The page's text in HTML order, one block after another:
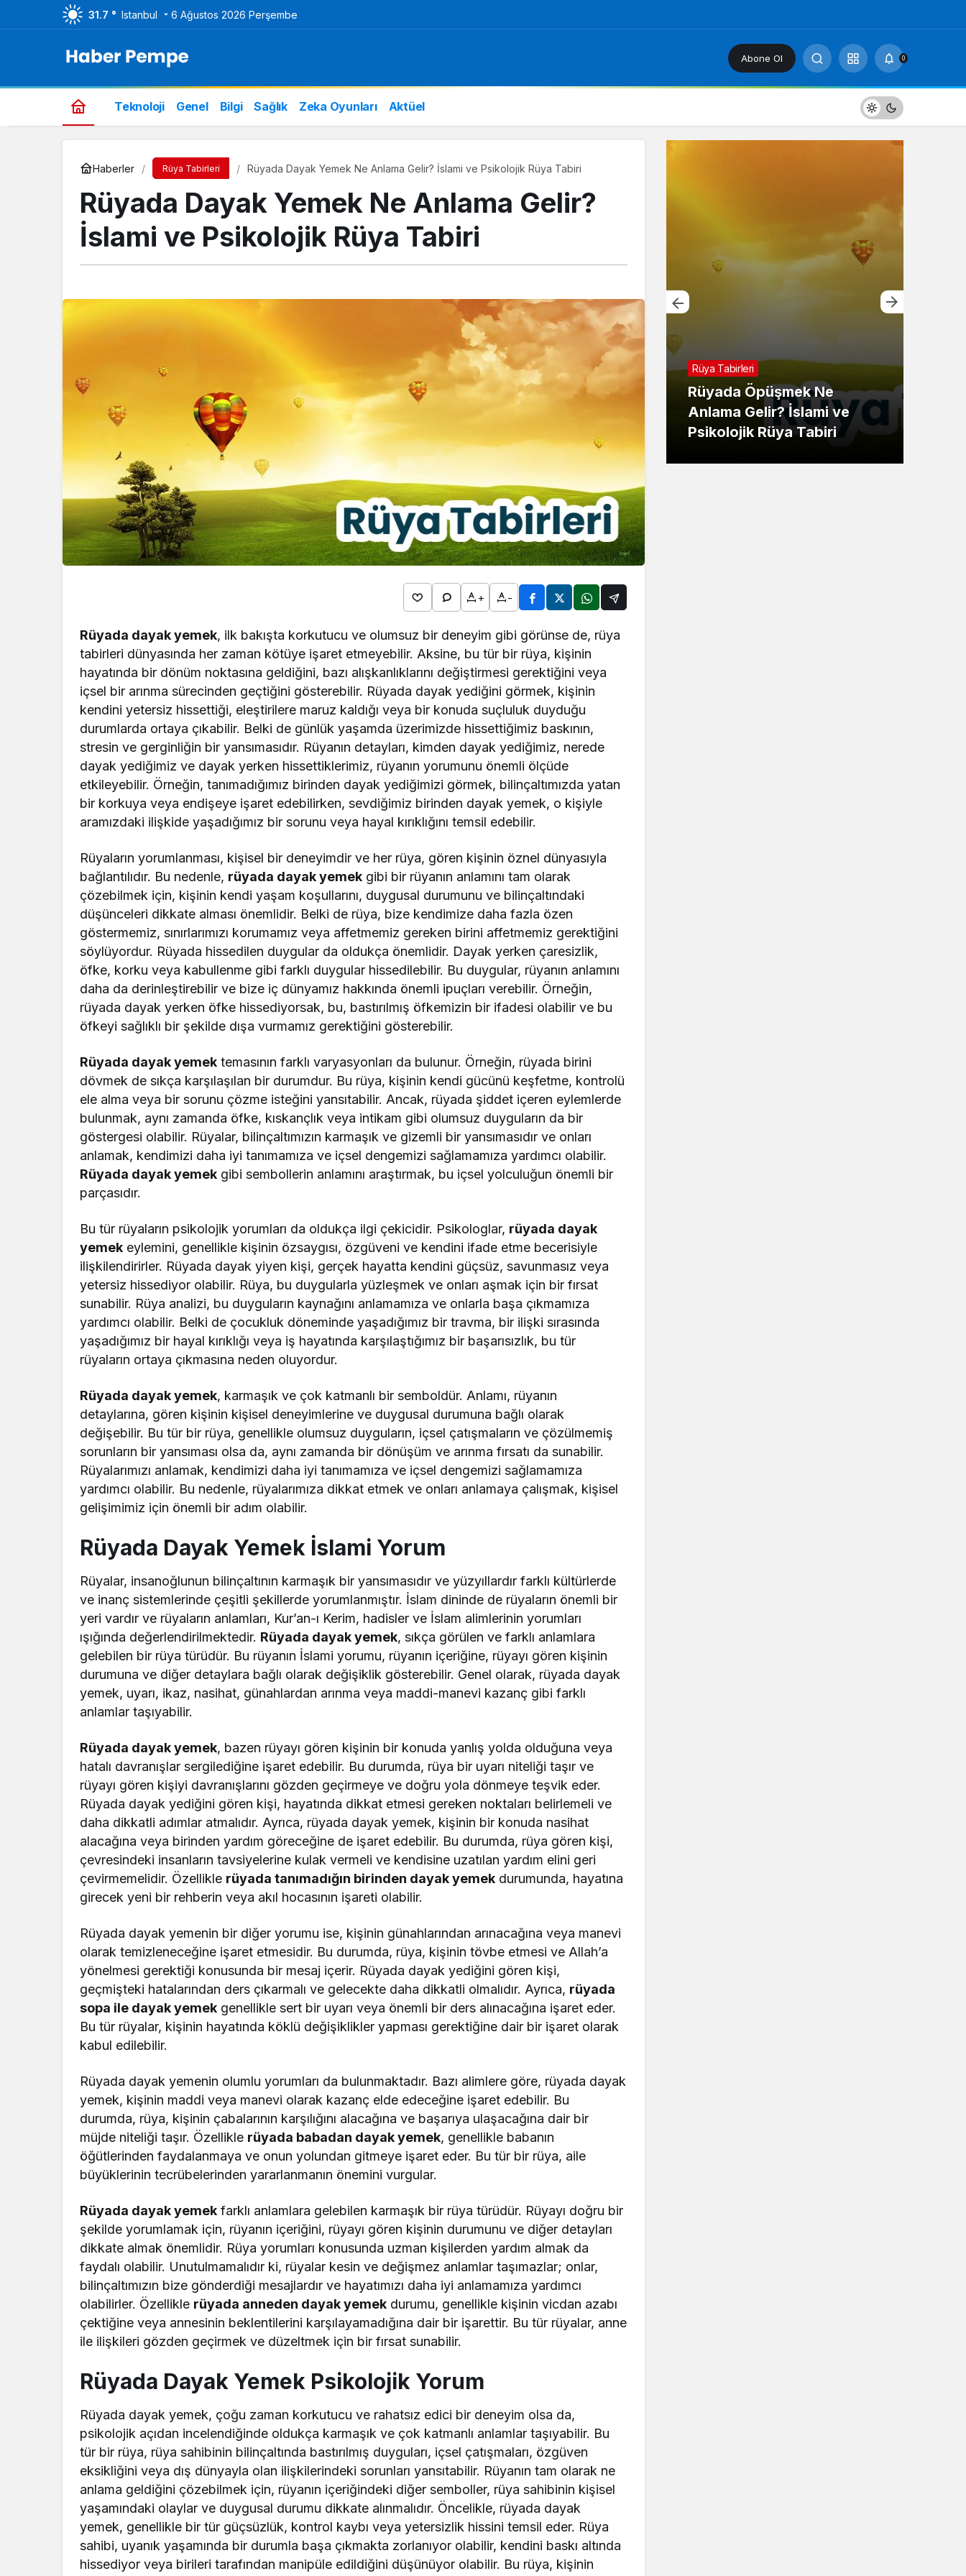
31.7 ° Istanbul 6 Ağustos 2026 Perşembe
Abone Ol 0
Teknoloji Genel Bilgi Sağlık Zeka Oyunları Aktüel
Haberler Rüya Tabirleri Rüyada Dayak Yemek Ne Anlama Gelir? İslami ve Psikolojik Rüya Tabiri
Rüyada Dayak Yemek Ne Anlama Gelir?
İslami ve Psikolojik Rüya Tabiri
+ -
Rüyada dayak yemek, ilk bakışta korkutucu ve olumsuz bir deneyim gibi görünse de, rüya
tabirleri dünyasında her zaman kötüye işaret etmeyebilir. Aksine, bu tür bir rüya, kişinin
hayatında bir dönüm noktasına geldiğini, bazı alışkanlıklarını değiştirmesi gerektiğini veya
içsel bir arınma sürecinden geçtiğini gösterebilir. Rüyada dayak yediğini görmek, kişinin
kendini yetersiz hissettiği, eleştirilere maruz kaldığı veya bir konuda suçluluk duyduğu
durumlarda ortaya çıkabilir. Belki de günlük yaşamda üzerimizde hissettiğimiz baskının,
stresin ve gerginliğin bir yansımasıdır. Rüyanın detayları, kimden dayak yediğimiz, nerede
dayak yediğimiz ve dayak yerken hissettiklerimiz, rüyanın yorumunu önemli ölçüde
etkileyebilir. Örneğin, tanımadığımız birinden dayak yediğimizi görmek, bilinçaltımızda yatan
bir korkuya veya endişeye işaret edebilirken, sevdiğimiz birinden dayak yemek, o kişiyle
aramızdaki ilişkide yaşadığımız bir sorunu veya hayal kırıklığını temsil edebilir.
Rüyaların yorumlanması, kişisel bir deneyimdir ve her rüya, gören kişinin öznel dünyasıyla
bağlantılıdır. Bu nedenle, rüyada dayak yemek gibi bir rüyanın anlamını tam olarak
çözebilmek için, kişinin kendi yaşam koşullarını, duygusal durumunu ve bilinçaltındaki
düşünceleri dikkate alması önemlidir. Belki de rüya, bize kendimize daha fazla özen
göstermemiz, sınırlarımızı korumamız veya affetmemiz gereken birini affetmemiz gerektiğini
söylüyordur. Rüyada hissedilen duygular da oldukça önemlidir. Dayak yerken çaresizlik,
öfke, korku veya kabullenme gibi farklı duygular hissedilebilir. Bu duygular, rüyanın anlamını
daha da derinleştirebilir ve bize iç dünyamız hakkında önemli ipuçları verebilir. Örneğin,
rüyada dayak yerken öfke hissediyorsak, bu, bastırılmış öfkemizin bir ifadesi olabilir ve bu
öfkeyi sağlıklı bir şekilde dışa vurmamız gerektiğini gösterebilir.
Rüyada dayak yemek temasının farklı varyasyonları da bulunur. Örneğin, rüyada birini
dövmek de sıkça karşılaşılan bir durumdur. Bu rüya, kişinin kendi gücünü keşfetme, kontrolü
ele alma veya bir sorunu çözme isteğini yansıtabilir. Ancak, rüyada şiddet içeren eylemlerde
bulunmak, aynı zamanda öfke, kıskançlık veya intikam gibi olumsuz duyguların da bir
göstergesi olabilir. Rüyalar, bilinçaltımızın karmaşık ve gizemli bir yansımasıdır ve onları
anlamak, kendimizi daha iyi tanımamıza ve içsel dengemizi sağlamamıza yardımcı olabilir.
Rüyada dayak yemek gibi sembollerin anlamını araştırmak, bu içsel yolculuğun önemli bir
parçasıdır.
Bu tür rüyaların psikolojik yorumları da oldukça ilgi çekicidir. Psikologlar, rüyada dayak
yemek eylemini, genellikle kişinin özsaygısı, özgüveni ve kendini ifade etme becerisiyle
ilişkilendirirler. Rüyada dayak yiyen kişi, gerçek hayatta kendini güçsüz, savunmasız veya
yetersiz hissediyor olabilir. Rüya, bu duygularla yüzleşmek ve onları aşmak için bir fırsat
sunabilir. Rüya analizi, bu duyguların kaynağını anlamamıza ve onlarla başa çıkmamıza
yardımcı olabilir. Belki de çocukluk döneminde yaşadığımız bir travma, bir ilişki sırasında
yaşadığımız bir hayal kırıklığı veya iş hayatında karşılaştığımız bir başarısızlık, bu tür
rüyaların ortaya çıkmasına neden oluyordur.
Rüyada dayak yemek, karmaşık ve çok katmanlı bir semboldür. Anlamı, rüyanın
detaylarına, gören kişinin kişisel deneyimlerine ve duygusal durumuna bağlı olarak
değişebilir. Bu tür bir rüya, genellikle olumsuz duyguların, içsel çatışmaların ve çözülmemiş
sorunların bir yansıması olsa da, aynı zamanda bir dönüşüm ve arınma fırsatı da sunabilir.
Rüyalarımızı anlamak, kendimizi daha iyi tanımamıza ve içsel dengemizi sağlamamıza
yardımcı olabilir. Bu nedenle, rüyalarımıza dikkat etmek ve onları anlamaya çalışmak, kişisel
gelişimimiz için önemli bir adım olabilir.
Rüyada Dayak Yemek İslami Yorum
Rüyalar, insanoğlunun bilinçaltının karmaşık bir yansımasıdır ve yüzyıllardır farklı kültürlerde
ve inanç sistemlerinde çeşitli şekillerde yorumlanmıştır. İslam dininde de rüyaların önemli bir
yeri vardır ve rüyaların anlamları, Kur’an-ı Kerim, hadisler ve İslam alimlerinin yorumları
ışığında değerlendirilmektedir. Rüyada dayak yemek, sıkça görülen ve farklı anlamlara
gelebilen bir rüya türüdür. Bu rüyanın İslami yorumu, rüyanın içeriğine, rüyayı gören kişinin
durumuna ve diğer detaylara bağlı olarak değişiklik gösterebilir. Genel olarak, rüyada dayak
yemek, uyarı, ikaz, nasihat, günahlardan arınma veya maddi-manevi kazanç gibi farklı
anlamlar taşıyabilir.
Rüyada dayak yemek, bazen rüyayı gören kişinin bir konuda yanlış yolda olduğuna veya
hatalı davranışlar sergilediğine işaret edebilir. Bu durumda, rüya bir uyarı niteliği taşır ve
rüyayı gören kişiyi davranışlarını gözden geçirmeye ve doğru yola dönmeye teşvik eder.
Rüyada dayak yediğini gören kişi, hayatında dikkat etmesi gereken noktaları belirlemeli ve
daha dikkatli adımlar atmalıdır. Ayrıca, rüyada dayak yemek, kişinin bir konuda nasihat
alacağına veya birinden yardım göreceğine de işaret edebilir. Bu durumda, rüya gören kişi,
çevresindeki insanların tavsiyelerine kulak vermeli ve kendisine uzatılan yardım elini geri
çevirmemelidir. Özellikle rüyada tanımadığın birinden dayak yemek durumunda, hayatına
girecek yeni bir rehberin veya akıl hocasının işareti olabilir.
Rüyada dayak yemenin bir diğer yorumu ise, kişinin günahlarından arınacağına veya manevi
olarak temizleneceğine işaret etmesidir. Bu durumda, rüya, kişinin tövbe etmesi ve Allah’a
yönelmesi gerektiği konusunda bir mesaj içerir. Rüyada dayak yediğini gören kişi,
geçmişteki hatalarından ders çıkarmalı ve gelecekte daha dikkatli olmalıdır. Ayrıca, rüyada
sopa ile dayak yemek genellikle sert bir uyarı veya önemli bir ders alınacağına işaret eder.
Bu tür rüyalar, kişinin hayatında köklü değişiklikler yapması gerektiğine dair bir işaret olarak
kabul edilebilir.
Rüyada dayak yemenin olumlu yorumları da bulunmaktadır. Bazı alimlere göre, rüyada dayak
yemek, kişinin maddi veya manevi olarak kazanç elde edeceğine işaret edebilir. Bu
durumda, rüya, kişinin çabalarının karşılığını alacağına ve başarıya ulaşacağına dair bir
müjde niteliği taşır. Özellikle rüyada babadan dayak yemek, genellikle babanın
öğütlerinden faydalanmaya ve onun yolundan gitmeye işaret eder. Bu tür bir rüya, aile
büyüklerinin tecrübelerinden yararlanmanın önemini vurgular.
Rüyada dayak yemek farklı anlamlara gelebilen karmaşık bir rüya türüdür. Rüyayı doğru bir
şekilde yorumlamak için, rüyanın içeriğini, rüyayı gören kişinin durumunu ve diğer detayları
dikkate almak önemlidir. Rüya yorumları konusunda uzman kişilerden yardım almak da
faydalı olabilir. Unutulmamalıdır ki, rüyalar kesin ve değişmez anlamlar taşımazlar; onlar,
bilinçaltımızın bize gönderdiği mesajlardır ve hayatımızı daha iyi anlamamıza yardımcı
olabilirler. Özellikle rüyada anneden dayak yemek durumu, genellikle kişinin vicdan azabı
çektiğine veya annesinin beklentilerini karşılayamadığına dair bir işarettir. Bu tür rüyalar, anne
ile ilişkileri gözden geçirmek ve düzeltmek için bir fırsat sunabilir.
Rüyada Dayak Yemek Psikolojik Yorum
Rüyada dayak yemek, çoğu zaman korkutucu ve rahatsız edici bir deneyim olsa da,
psikolojik açıdan incelendiğinde oldukça karmaşık ve çok katmanlı anlamlar taşıyabilir. Bu
tür bir rüya, rüya sahibinin bilinçaltında bastırılmış duyguları, içsel çatışmaları, özgüven
eksikliğini veya dış dünyayla olan ilişkilerindeki sorunları yansıtabilir. Rüyanın tam olarak ne
anlama geldiğini çözebilmek için, rüyanın içeriğindeki diğer semboller, rüya sahibinin kişisel
yaşamındaki olaylar ve duygusal durumu dikkate alınmalıdır. Öncelikle, rüyada dayak
yemek, genellikle bir tür güçsüzlük, kontrol kaybı veya yetersizlik hissini temsil eder. Rüya
sahibi, uyanık yaşamında bir durumla başa çıkmakta zorlanıyor olabilir, kendini baskı altında
hissediyor veya birileri tarafından manipüle edildiğini düşünüyor olabilir. Bu rüya, kişinin
Kataloğu… Bu Hafta Hangi
Ürünler İndirimli? Detayları
Görmek İçin Hemen
Tıklayın!
Rüya Tabirleri
Rüyada Kol Saati Görmek
Ne Anlama Gelir? İslami ve
Rüya Tabirleri
Rüyada Öpüşmek Ne
Anlama Gelir? İslami ve
Psikolojik Rüya Tabiri